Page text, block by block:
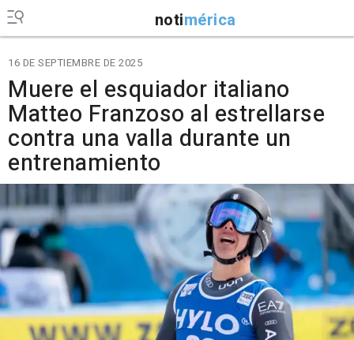
notimérica
16 DE SEPTIEMBRE DE 2025
Muere el esquiador italiano
Matteo Franzoso al estrellarse
contra una valla durante un
entrenamiento